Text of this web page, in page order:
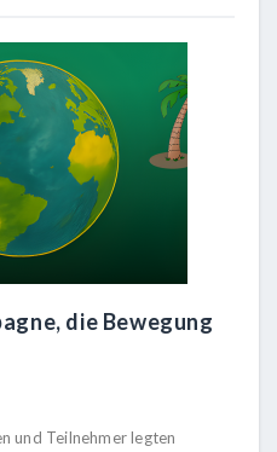
die Bewegung
und Teilnehmer legten